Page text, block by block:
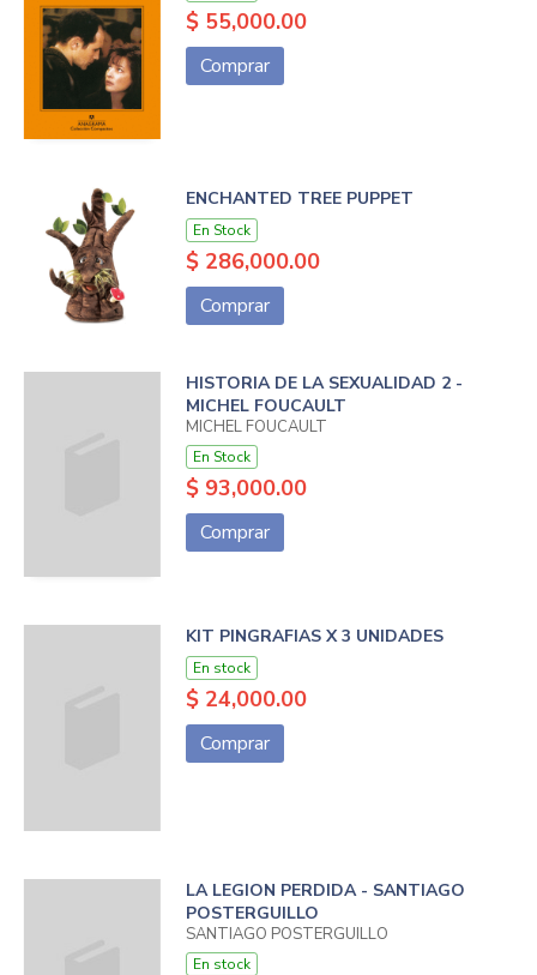
$ 55,000.00
Comprar
ENCHANTED TREE PUPPET
En Stock
$ 286,000.00
Comprar
HISTORIA DE LA SEXUALIDAD 2 -
MICHEL FOUCAULT
MICHEL FOUCAULT
En Stock
$ 93,000.00
Comprar
KIT PINGRAFIAS X 3 UNIDADES
En stock
$ 24,000.00
Comprar
LA LEGION PERDIDA - SANTIAGO
POSTERGUILLO
SANTIAGO POSTERGUILLO
En stock